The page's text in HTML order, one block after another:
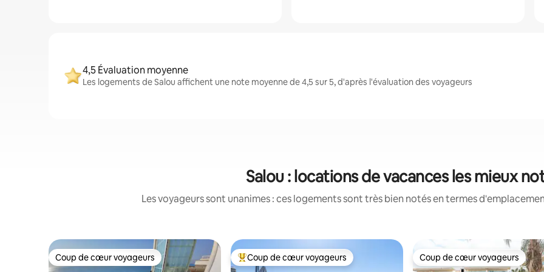
4,5 Évaluation moyenne
Les logements de Salou affichent une note moyenne de 4,5 sur 5, d'après l'évaluation des voyageurs
Salou : locations de vacances les mieux
Les voyageurs sont unanimes : ces logements sont très bien notés en termes
Coup de cœur voyageurs
Coup de cœur voyageurs Coups de cœur voyageurs les plus appréciés
Coup de cœur voyageurs Coup de cœur voyageurs
Coup de cœur voyageurs